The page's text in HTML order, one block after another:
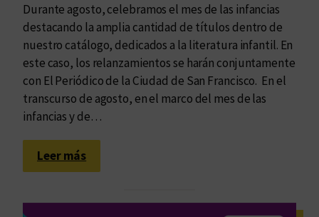
r
m
a
d
e
a
c
t
i
v
Durante agosto, celebramos el mes de las infancias
destacando la amplia cantidad de títulos dentro de
nuestro catálogo, dedicados a la literatura infantil. En
este caso, los relanzamientos se harán conjuntamente
con El Periódico de la Ciudad de San Francisco. En el
transcurso de agosto, en el marco del mes de las
infancias y de…
Leer más:
D
s